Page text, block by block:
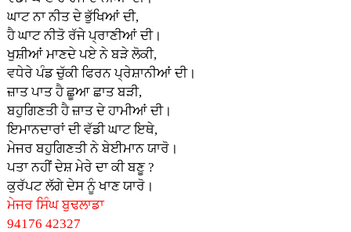
ਘਾਟ ਨਾ ਨੀਤ ਦੇ ਭੁੱਖਿਆਂ ਦੀ,
ਹੈ ਘਾਟ ਨੀਤੋ ਰੱਜੇ ਪ੍ਰਾਣੀਆਂ ਦੀ।
ਖੁਸ਼ੀਆਂ ਮਾਣਦੇ ਪ‌ਏ ਨੇ ਬੜੇ ਲੋਕੀ,
ਵਧੇਰੇ ਪੰਡ ਚੁੱਕੀ ਫਿਰਨ ਪ੍ਰੇਸ਼ਾਨੀਆਂ ਦੀ।
ਜ਼ਾਤ ਪਾਤ ਹੈ ਛੂਆ ਛਾਤ ਬੜੀ,
ਬਹੁਗਿਣਤੀ ਹੈ ਜ਼ਾਤ ਦੇ ਹਾਮੀਆਂ ਦੀ।
ਇਮਾਨਦਾਰਾਂ ਦੀ ਵੱਡੀ ਘਾਟ ਇਥੇ,
ਮੇਜਰ ਬਹੁਗਿਣਤੀ ਨੇ ਬੇਈਮਾਨ ਯਾਰੋ।
ਪਤਾ ਨਹੀਂ ਦੇਸ਼ ਮੇਰੇ ਦਾ ਕੀ ਬਣੂ ?
ਕੁਰੱਪਟ ਲੱਗੇ ਦੇਸ‌ ਨੂੰ ਖਾਣ ਯਾਰੋ।
ਮੇਜਰ ਸਿੰਘ ਬੁਢਲਾਡਾ
94176 42327